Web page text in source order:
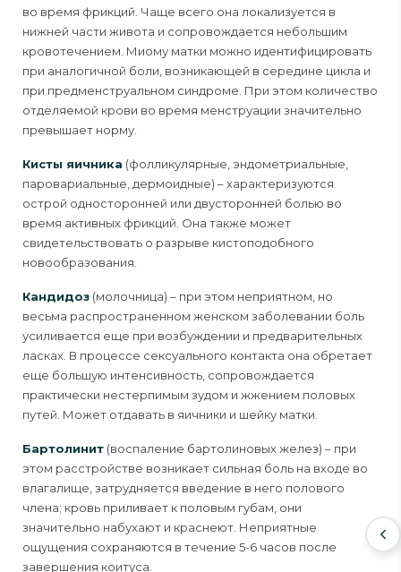
во время фрикций. Чаще всего она локализуется в
нижней части живота и сопровождается небольшим
кровотечением. Миому матки можно идентифицировать
при аналогичной боли, возникающей в середине цикла и
при предменструальном синдроме. При этом количество
отделяемой крови во время менструации значительно
превышает норму.
Кисты яичника (фолликулярные, эндометриальные,
паровариальные, дермоидные) – характеризуются
острой односторонней или двусторонней болью во
время активных фрикций. Она также может
свидетельствовать о разрыве кистоподобного
новообразования.
Кандидоз (молочница) – при этом неприятном, но
весьма распространенном женском заболевании боль
усиливается еще при возбуждении и предварительных
ласках. В процессе сексуального контакта она обретает
еще большую интенсивность, сопровождается
практически нестерпимым зудом и жжением половых
путей. Может отдавать в яичники и шейку матки.
Бартолинит (воспаление бартолиновых желез) – при
этом расстройстве возникает сильная боль на входе во
влагалище, затрудняется введение в него полового
члена; кровь приливает к половым губам, они
значительно набухают и краснеют. Неприятные
ощущения сохраняются в течение 5-6 часов после
завершения коитуса.